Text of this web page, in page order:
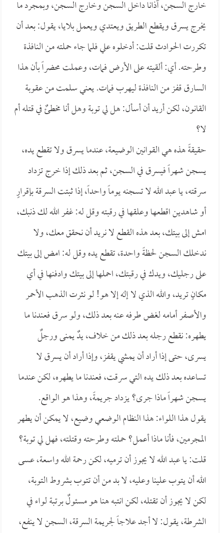
خارج السجن، آذانا داخل السجن وخارج السجن، وبمجرد ما
يخرج يسرق ويقطع الطريق ويعتدي ويعمل بلايا، يقول: بعد أن
تكررت الحوادث قلت: أدخلوه علي فلما جاء حملته من النافذة
وطرحته. أي: ألقيته على الأرض فمات، وعملت محضراً بأن هذا
السارق قفز من النافذة ليهرب فمات. يعني سلمت من عقوبة
القانون، لكن أريد أن أسأل: هل لي توبة وهل أنا مخطئٌ في قتله أم
لا؟
حقيقةً هذه هي القوانين الوضيعة، عندما يسرق ولا تقطع يده،
يسجن شهراً فيسرق في السجن، ثم بعد ذلك إذا خرج تزداد
سرقته، يا عبد الله لا تسجنه يوماً واحداً، إذا ثبتت السرقة بإقرارٍ
أو شاهدين اقطعها وعلقها في رقبته وقل له: غفر الله لك ذنبك،
امش إلى بيتك، بعد هذه القطع لا نريد أن نحقق معك، ولا
ندخلك السجن لحظةً واحدة، تقطع يده وقل له: امض إلى بيتك
على رجليك، ويدك في رقبتك، احملها إلى بيتك وادفنها في أي
مكانٍ تريد، والله الذي لا إله إلا هو! لو نثرت الذهب الأحمر
والأصفر أمامه لغض طرفه عنه بعد ذلك، ولو سرق فعندنا ما
يطهره: نقطع رجله بعد ذلك من خلاف، يدٌ يمنى ورجلٌ
يسرى، حتى إذا أراد أن يمشي يقفز، وإذا أراد أن يسرق لا
تساعده بعد ذلك يده التي سرقت، فعندنا ما يطهره، لكن عندما
يسجن شهراً ماذا جرى؟ يزداد جريمةً، وهذا هو الواقع.
يقول هذا اللواء: هذا النظام الوضعي وضيع، لا يمكن أن يطهر
المجرمين، فأنا ماذا أعمل؟ حملته وطرحته وقتلته، فهل لي توبة؟
قلت: يا عبد الله لا يجوز أن ترميه، لكن رحمة الله واسعة، عسى
الله أن يتوب علينا وعليه، لا بد من أن تتوب بشروط التوبة،
لكن لا يجوز أن تقتله، لكن انتبه هنا هو مسئولٌ برتبة لواء في
الشرطة، يقول: لا أجد علاجاً لجريمة السرقة، السجن لا ينفع،